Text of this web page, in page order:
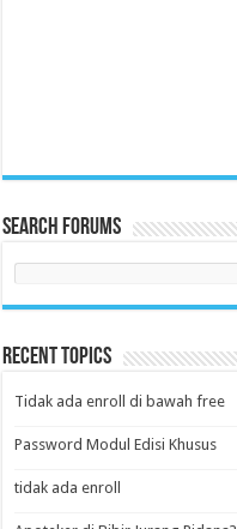
Search Forums
Recent Topics
Tidak ada enroll di bawah free
Password Modul Edisi Khusus
tidak ada enroll